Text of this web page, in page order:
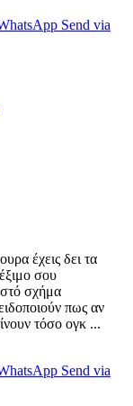
Send via
έχεις δει τα
σου
σχήμα
πως αν
τόσο ογκ ...
Send via